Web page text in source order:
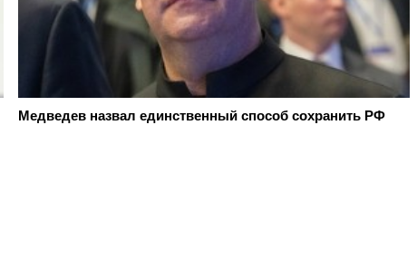
Медведев назвал единственный способ сохранить РФ